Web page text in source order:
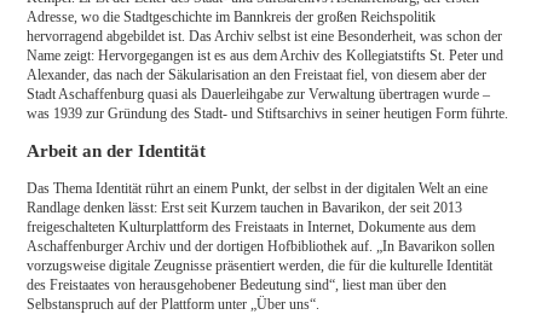
Adresse, wo die Stadtgeschichte im Bannkreis der großen Reichspolitik
hervorragend abgebildet ist. Das Archiv selbst ist eine Besonderheit, was schon der
Name zeigt: Hervorgegangen ist es aus dem Archiv des Kollegiatstifts St. Peter und
Alexander, das nach der Säkularisation an den Freistaat fiel, von diesem aber der
Stadt Aschaffenburg quasi als Dauerleihgabe zur Verwaltung übertragen wurde –
was 1939 zur Gründung des Stadt- und Stiftsarchivs in seiner heutigen Form führte.
Arbeit an der Identität
Das Thema Identität rührt an einem Punkt, der selbst in der digitalen Welt an eine
Randlage denken lässt: Erst seit Kurzem tauchen in Bavarikon, der seit 2013
freigeschalteten Kulturplattform des Freistaats in Internet, Dokumente aus dem
Aschaffenburger Archiv und der dortigen Hofbibliothek auf. „In Bavarikon sollen
vorzugsweise digitale Zeugnisse präsentiert werden, die für die kulturelle Identität
des Freistaates von herausgehobener Bedeutung sind“, liest man über den
Selbstanspruch auf der Plattform unter „Über uns“.